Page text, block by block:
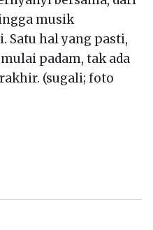
musik
Satu hal yang pasti,
padam, tak ada
(sugali; foto